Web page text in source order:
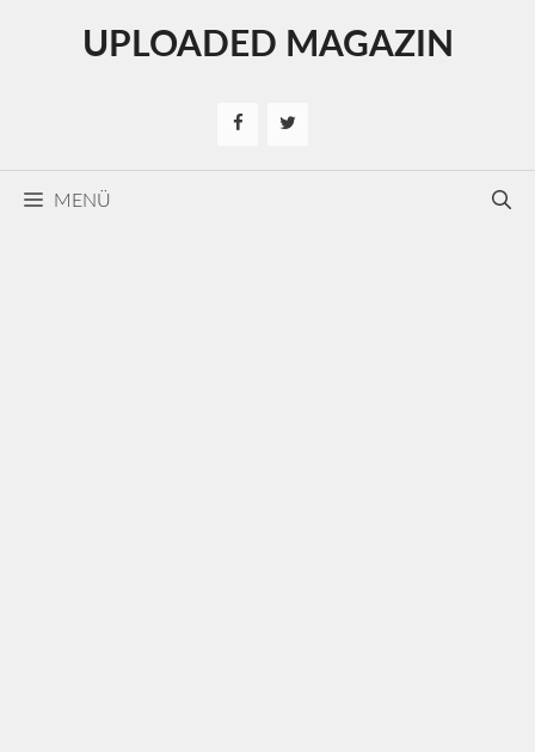
UPLOADED MAGAZIN
MENÜ